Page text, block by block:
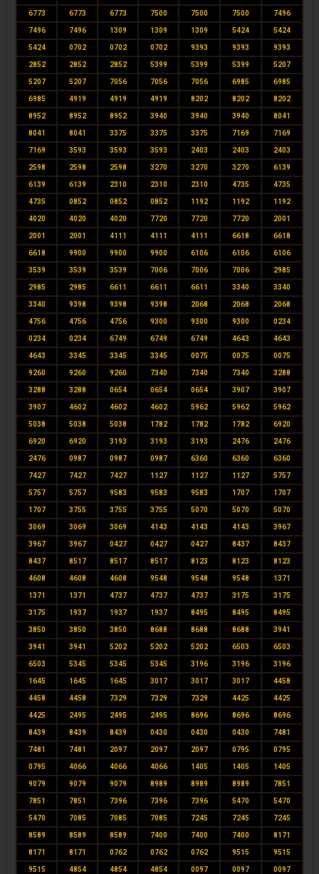
6773 6773 6773 7500 7500 7500 7496
7496 7496 1309 1309 1309 5424 5424
5424 0702 0702 0702 9393 9393 9393
2852 2852 2852 5399 5399 5399 5207
5207 5207 7056 7056 7056 6985 6985
6985 4919 4919 4919 8202 8202 8202
8952 8952 8952 3940 3940 3940 8041
8041 8041 3375 3375 3375 7169 7169
7169 3593 3593 3593 2403 2403 2403
2598 2598 2598 3270 3270 3270 6139
6139 6139 2310 2310 2310 4735 4735
4735 0852 0852 0852 1192 1192 1192
4020 4020 4020 7720 7720 7720 2001
2001 2001 4111 4111 4111 6618 6618
6618 9900 9900 9900 6106 6106 6106
3539 3539 3539 7006 7006 7006 2985
2985 2985 6611 6611 6611 3340 3340
3340 9398 9398 9398 2068 2068 2068
4756 4756 4756 9300 9300 9300 0234
0234 0234 6749 6749 6749 4643 4643
4643 3345 3345 3345 0075 0075 0075
9260 9260 9260 7340 7340 7340 3288
3288 3288 0654 0654 0654 3907 3907
3907 4602 4602 4602 5962 5962 5962
5038 5038 5038 1782 1782 1782 6920
6920 6920 3193 3193 3193 2476 2476
2476 0987 0987 0987 6360 6360 6360
7427 7427 7427 1127 1127 1127 5757
5757 5757 9583 9583 9583 1707 1707
1707 3755 3755 3755 5070 5070 5070
3069 3069 3069 4143 4143 4143 3967
3967 3967 0427 0427 0427 8437 8437
8437 8517 8517 8517 8123 8123 8123
4608 4608 4608 9548 9548 9548 1371
1371 1371 4737 4737 4737 3175 3175
3175 1937 1937 1937 8495 8495 8495
3850 3850 3850 8688 8688 8688 3941
3941 3941 5202 5202 5202 6503 6503
6503 5345 5345 5345 3196 3196 3196
1645 1645 1645 3017 3017 3017 4458
4458 4458 7329 7329 7329 4425 4425
4425 2495 2495 2495 8696 8696 8696
8439 8439 8439 0430 0430 0430 7481
7481 7481 2097 2097 2097 0795 0795
0795 4066 4066 4066 1405 1405 1405
9079 9079 9079 8989 8989 8989 7851
7851 7851 7396 7396 7396 5470 5470
5470 7085 7085 7085 7245 7245 7245
8589 8589 8589 7400 7400 7400 8171
8171 8171 0762 0762 0762 9515 9515
9515 4854 4854 4854 0097 0097 0097